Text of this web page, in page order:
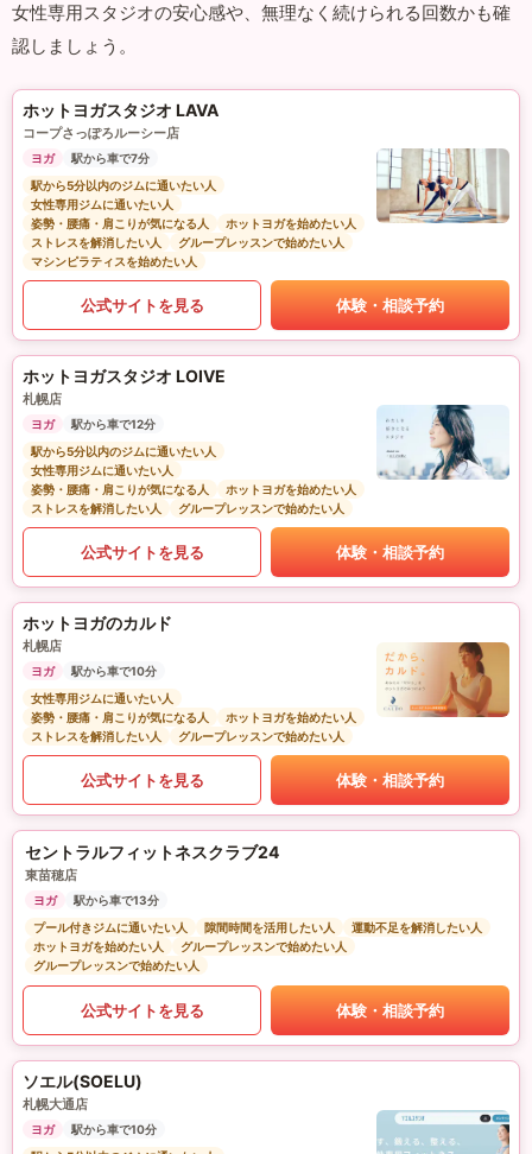
女性専用スタジオの安心感や、無理なく続けられる回数かも確
認しましょう。
ホットヨガスタジオ LAVA
コープさっぽろルーシー店
ヨガ
駅から車で7分
駅から5分以内のジムに通いたい人
女性専用ジムに通いたい人
姿勢・腰痛・肩こりが気になる人
ホットヨガを始めたい人
ストレスを解消したい人
グループレッスンで始めたい人
マシンピラティスを始めたい人
公式サイトを見る 体験・相談予約
ホットヨガスタジオ LOIVE
札幌店
ヨガ
駅から車で12分
駅から5分以内のジムに通いたい人
女性専用ジムに通いたい人
姿勢・腰痛・肩こりが気になる人
ホットヨガを始めたい人
ストレスを解消したい人
グループレッスンで始めたい人
公式サイトを見る 体験・相談予約
ホットヨガのカルド
札幌店
ヨガ
駅から車で10分
女性専用ジムに通いたい人
姿勢・腰痛・肩こりが気になる人
ホットヨガを始めたい人
ストレスを解消したい人
グループレッスンで始めたい人
公式サイトを見る 体験・相談予約
セントラルフィットネスクラブ24
東苗穂店
ヨガ
駅から車で13分
プール付きジムに通いたい人
隙間時間を活用したい人
運動不足を解消したい人
ホットヨガを始めたい人
グループレッスンで始めたい人
グループレッスンで始めたい人
公式サイトを見る 体験・相談予約
ソエル(SOELU)
札幌大通店
ヨガ
駅から車で10分